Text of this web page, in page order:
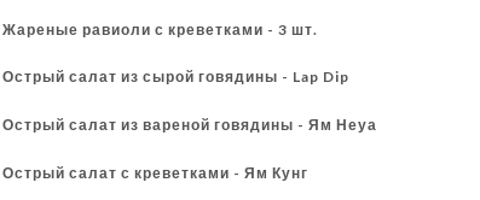
Жареные равиоли с креветками - 3 шт.
Острый салат из сырой говядины - Lap Dip
Острый салат из вареной говядины - Ям Неуа
Острый салат с креветками - Ям Кунг